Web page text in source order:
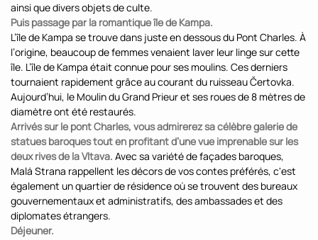
ainsi que divers objets de culte.
Puis passage par la romantique île de Kampa.
L’île de Kampa se trouve dans juste en dessous du Pont Charles. À
l’origine, beaucoup de femmes venaient laver leur linge sur cette
île. L’île de Kampa était connue pour ses moulins. Ces derniers
tournaient rapidement grâce au courant du ruisseau Čertovka.
Aujourd’hui, le Moulin du Grand Prieur et ses roues de 8 mètres de
diamètre ont été restaurés.
Arrivés sur le pont Charles, vous admirerez sa célèbre galerie de
statues baroques tout en profitant d’une vue imprenable sur les
deux rives de la Vltava. Avec sa variété de façades baroques,
Malá Strana rappellent les décors de vos contes préférés, c'est
également un quartier de résidence où se trouvent des bureaux
gouvernementaux et administratifs, des ambassades et des
diplomates étrangers.
Déjeuner.